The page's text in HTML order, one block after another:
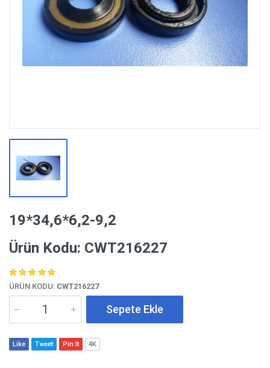
19*34,6*6,2-9,2
Ürün Kodu: CWT216227
ÜRÜN KODU: CWT216227
Sepete Ekle
Like Tweet Pin It 4K